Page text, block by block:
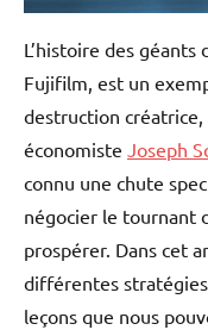
L’histoire des
Fujifilm, est un
destruction
économiste Joseph
connu une chute
négocier le tournant
prospérer. Dans cet
différentes
leçons que nous